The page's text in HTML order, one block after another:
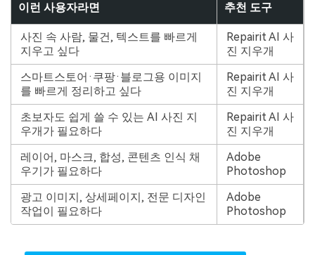
이런 사용자라면 추천 도구
사진 속 사람, 물건, 텍스트를 빠르게
지우고 싶다
Repairit AI 사
진 지우개
스마트스토어·쿠팡·블로그용 이미지
를 빠르게 정리하고 싶다
Repairit AI 사
진 지우개
초보자도 쉽게 쓸 수 있는 AI 사진 지
우개가 필요하다
Repairit AI 사
진 지우개
레이어, 마스크, 합성, 콘텐츠 인식 채
우기가 필요하다
Adobe
Photoshop
광고 이미지, 상세페이지, 전문 디자인
작업이 필요하다
Adobe
Photoshop